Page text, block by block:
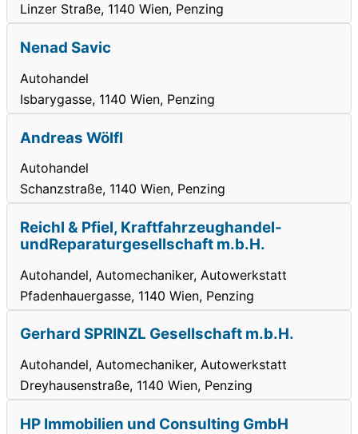
Linzer Straße, 1140 Wien, Penzing
Nenad Savic
Autohandel
Isbarygasse, 1140 Wien, Penzing
Andreas Wölfl
Autohandel
Schanzstraße, 1140 Wien, Penzing
Reichl & Pfiel, Kraftfahrzeughandel-
undReparaturgesellschaft m.b.H.
Autohandel, Automechaniker, Autowerkstatt
Pfadenhauergasse, 1140 Wien, Penzing
Gerhard SPRINZL Gesellschaft m.b.H.
Autohandel, Automechaniker, Autowerkstatt
Dreyhausenstraße, 1140 Wien, Penzing
HP Immobilien und Consulting GmbH